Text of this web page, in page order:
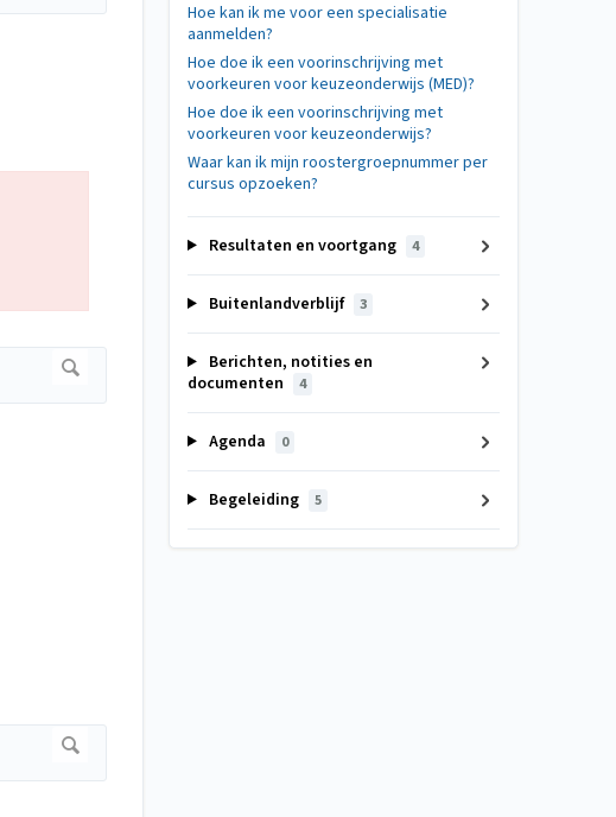
Hoe kan ik me voor een specialisatie
aanmelden?
Hoe doe ik een voorinschrijving met
voorkeuren voor keuzeonderwijs (MED)?
Hoe doe ik een voorinschrijving met
voorkeuren voor keuzeonderwijs?
Waar kan ik mijn roostergroepnummer per
cursus opzoeken?
Resultaten en voortgang 4
Buitenlandverblijf 3
Berichten, notities en
documenten
4
Agenda 0
Begeleiding 5